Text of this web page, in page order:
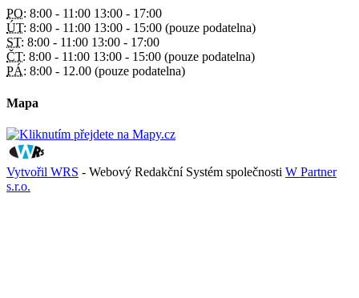
PO: 8:00 - 11:00 13:00 - 17:00
ÚT: 8:00 - 11:00 13:00 - 15:00 (pouze podatelna)
ST: 8:00 - 11:00 13:00 - 17:00
ČT: 8:00 - 11:00 13:00 - 15:00 (pouze podatelna)
PÁ: 8:00 - 12.00 (pouze podatelna)
Mapa
Vytvořil WRS - Webový Redakční Systém společnosti W Partner
s.r.o.